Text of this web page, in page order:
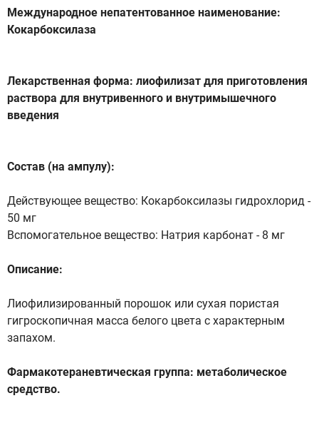
Международное непатентованное наименование:
Кокарбоксилаза
Лекарственная форма: лиофилизат для приготовления
раствора для внутривенного и внутримышечного
введения
Состав (на ампулу):
Действующее вещество: Кокарбоксилазы гидрохлорид -
50 мг
Вспомогательное вещество: Натрия карбонат - 8 мг
Описание:
Лиофилизированный порошок или сухая пористая
гигроскопичная масса белого цвета с характерным
запахом.
Фармакотераневтическая группа: метаболическое
средство.